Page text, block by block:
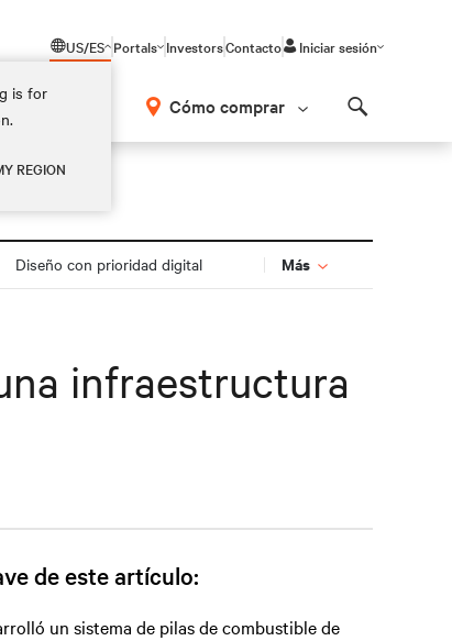
US/ES
is for
REGION
Portals InvestorsContacto Iniciar sesión
Cómo comprar
Diseño con prioridad digital Más
infraestructura
de este artículo:
un sistema de pilas de combustible de